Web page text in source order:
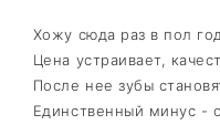
Хожу сюда раз в пол
Цена устраивает,
После нее зубы
Единственный минус -